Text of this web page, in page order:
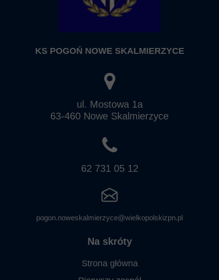
Na skróty
Strona główna
KS POGOŃ NOWE SKALMIERZYCE
ul. Mostowa 1a
63-460 Nowe Skalmierzyce
pogon.noweskalmierzyce@wielkopolskizpn.pl
62 731 05 12